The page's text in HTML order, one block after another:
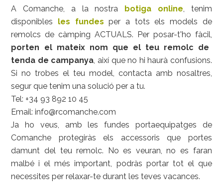
A Comanche, a la nostra botiga online, tenim
disponibles les fundes per a tots els models de
remolcs de càmping ACTUALS. Per posar-t'ho fàcil,
porten el mateix nom que el teu remolc de
tenda de campanya, així que no hi haurà confusions.
Si no trobes el teu model, contacta amb nosaltres,
segur que tenim una solució per a tu.
Tel:+34 93 892 10 45
Email: info@rcomanche.com
Ja ho veus, amb les fundes portaequipatges de
Comanche protegiràs els accessoris que portes
damunt del teu remolc. No es veuran, no es faran
malbé i el més important, podràs portar tot el que
necessites per relaxar-te durant les teves vacances.